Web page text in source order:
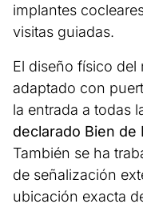
implantes
visitas guiadas.
El diseño físico del
adaptado con
la entrada a todas
declarado Bien de
También se ha
de señalización
ubicación exacta